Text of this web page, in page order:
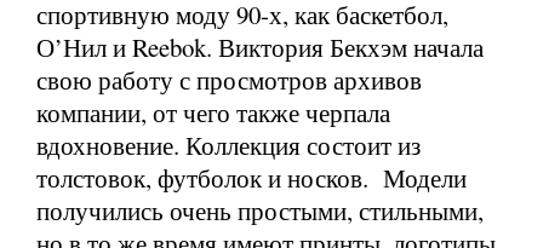
спортивную моду 90-х, как баскетбол,
О’Нил и Reebok. Виктория Бекхэм начала
свою работу с просмотров архивов
компании, от чего также черпала
вдохновение. Коллекция состоит из
толстовок, футболок и носков. Модели
получились очень простыми, стильными,